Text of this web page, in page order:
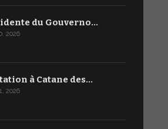
du Gouverno…
2026
à Catane des…
2026